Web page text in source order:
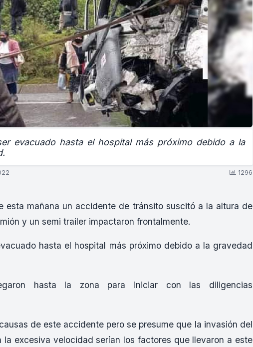
evacuado hasta el hospital más próximo debido a la
1296
esta mañana un accidente de tránsito suscitó a la altura de
y un semi trailer impactaron frontalmente.
hasta el hospital más próximo debido a la gravedad
hasta la zona para iniciar con las diligencias
de este accidente pero se presume que la invasión del
la excesiva velocidad serían los factores que llevaron a este